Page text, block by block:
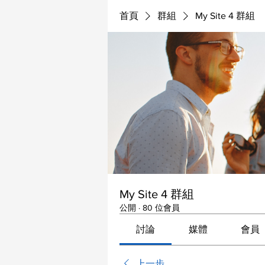
首頁 群組 My Site 4 群組
My Site 4 群組
公開 · 80 位會員
討論 媒體 會員